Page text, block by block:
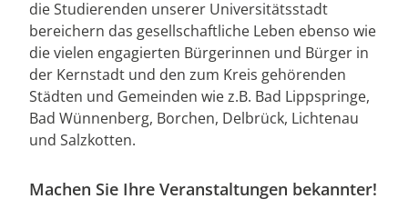
die Studierenden unserer Universitätsstadt
bereichern das gesellschaftliche Leben ebenso wie
die vielen engagierten Bürgerinnen und Bürger in
der Kernstadt und den zum Kreis gehörenden
Städten und Gemeinden wie z.B. Bad Lippspringe,
Bad Wünnenberg, Borchen, Delbrück, Lichtenau
und Salzkotten.
Machen Sie Ihre Veranstaltungen bekannter!